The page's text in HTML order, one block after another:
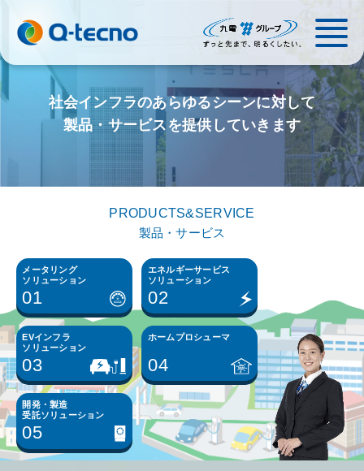
社会インフラのあらゆるシーンに対して
製品・サービスを提供していきます
PRODUCTS&SERVICE
製品・サービス
メータリング
ソリューション
01
エネルギーサービス
ソリューション
02
EVインフラ
ソリューション
03
ホームプロシューマ
04
開発・製造
受託ソリューション
05